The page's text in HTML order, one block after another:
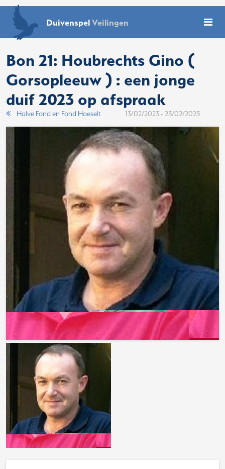
DuivenspelVeilingen
Bon 21: Houbrechts Gino (
Gorsopleeuw ) : een jonge
duif 2023 op afspraak
Halve Fond en Fond Hoeselt 13/02/2023 - 23/02/2023